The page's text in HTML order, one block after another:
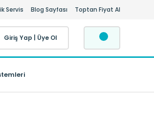
Servis Blog Sayfası Toptan Fiyat Al
Giriş Yap Üye Ol